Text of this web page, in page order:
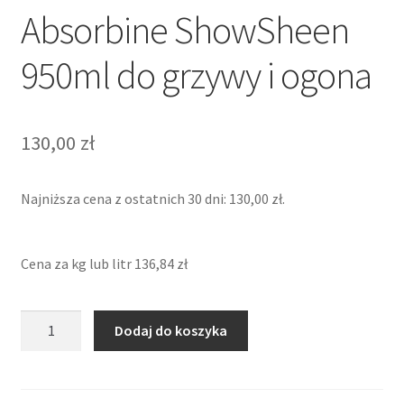
Absorbine ShowSheen
950ml do grzywy i ogona
130,00 zł
Najniższa cena z ostatnich 30 dni: 130,00 zł.
Cena za kg lub litr 136,84 zł
Dodaj do koszyka